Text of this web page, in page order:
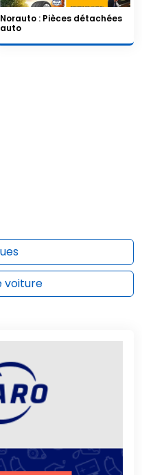
Norauto : Pièces détachées
auto
voiture